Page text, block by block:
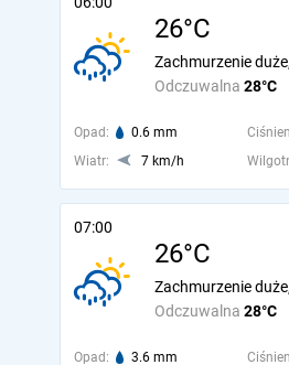
26°C
Odczuwalna 28°C
Zachmurzenie
Opad: 0.6 mm
Wiatr:
7 km/h
07:00
26°C
Odczuwalna 28°C
Zachmurzenie
Opad: 3.6 mm